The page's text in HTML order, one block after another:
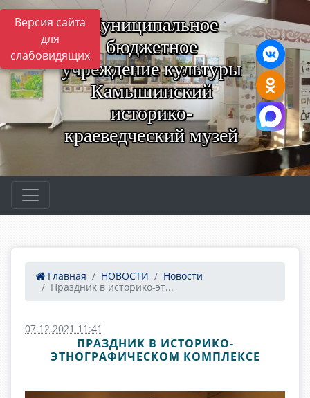
Версия сайта
для
слабовидящих
Муниципальное
бюджетное
учреждение культуры
Камышинский
историко-
краеведческий музей
Главная НОВОСТИ
Новости
Праздник в историко-эт...
07.12.2021 11:41
ПРАЗДНИК В ИСТОРИКО-
ЭТНОГРАФИЧЕСКОМ КОМПЛЕКСЕ